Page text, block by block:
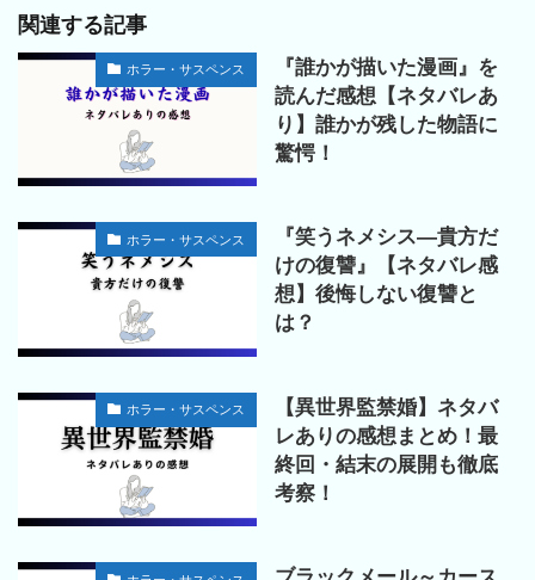
関連する記事
ホラー・サスペンス
『誰かが描いた漫画』を
読んだ感想【ネタバレあ
り】誰かが残した物語に
驚愕！
ホラー・サスペンス
『笑うネメシス―貴方だ
けの復讐』【ネタバレ感
想】後悔しない復讐と
は？
ホラー・サスペンス
【異世界監禁婚】ネタバ
レありの感想まとめ！最
終回・結末の展開も徹底
考察！